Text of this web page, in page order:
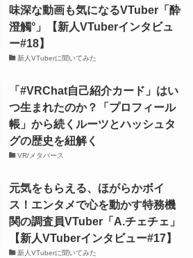
味深な動画も気になるVTuber「酔
澄觸°」【新人VTuberインタビュ
ー#18】
新人VTuberに聞いてみた
「#VRChat自己紹介カード」はい
つ生まれたのか？「プロフィール
帳」から続くルーツとハッシュタ
グの歴史を紐解く
VR/メタバース
元気をもらえる、ほがらかボイ
ス！エンタメで心を動かす特務機
関の調査員VTuber「A.チェチェ」
【新人VTuberインタビュー#17】
新人VTuberに聞いてみた